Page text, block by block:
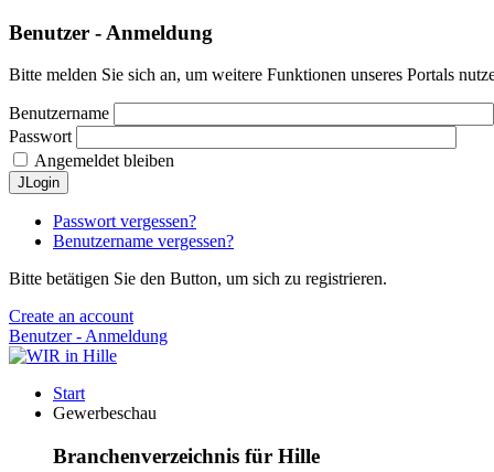
Benutzer - Anmeldung
Bitte melden Sie sich an, um weitere Funktionen unseres Portals
Benutzername
Passwort
Angemeldet bleiben
JLogin
Passwort vergessen?
Benutzername vergessen?
Bitte betätigen Sie den Button, um sich zu registrieren.
Create an account
Benutzer - Anmeldung
Start
Gewerbeschau
Branchenverzeichnis für Hille